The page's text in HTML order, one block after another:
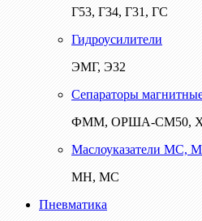
Г53, Г34, Г31, ГС
Гидроусилители
ЭМГ, Э32
Сепараторы
ФММ, ОРША-СМ50,
Маслоуказатели МС,
МН, МС
Пневматика